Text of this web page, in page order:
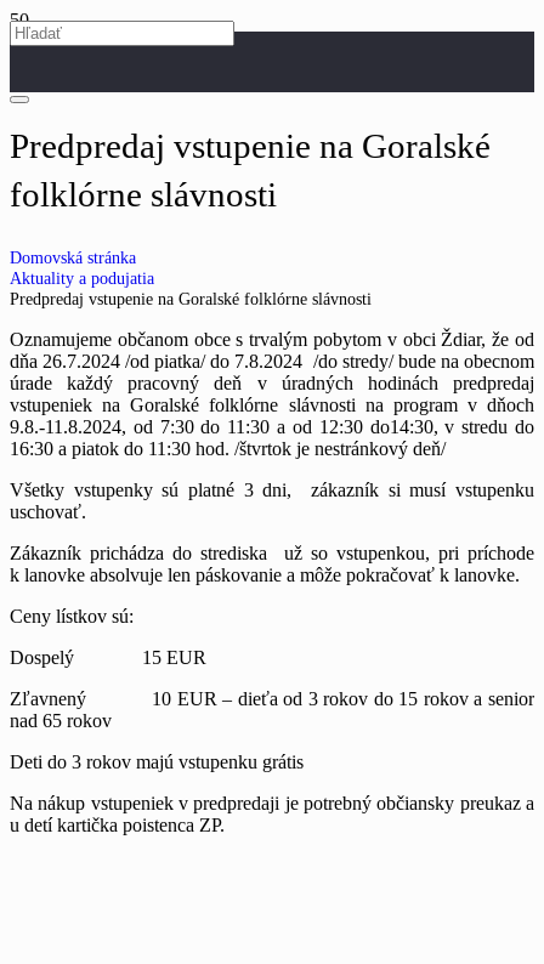
Predpredaj vstupenie na Goralské
folklórne slávnosti
Domovská stránka
Aktuality a podujatia
Predpredaj vstupenie na Goralské folklórne slávnosti
Oznamujeme občanom obce s trvalým pobytom v obci Ždiar, že od
dňa 26.7.2024 /od piatka/ do 7.8.2024 /do stredy/ bude na obecnom
úrade každý pracovný deň v úradných hodinách predpredaj
vstupeniek na Goralské folklórne slávnosti na program v dňoch
9.8.-11.8.2024, od 7:30 do 11:30 a od 12:30 do14:30, v stredu do
16:30 a piatok do 11:30 hod. /štvrtok je nestránkový deň/
Všetky vstupenky sú platné 3 dni, zákazník si musí vstupenku
uschovať.
Zákazník prichádza do strediska už so vstupenkou, pri príchode
k lanovke absolvuje len páskovanie a môže pokračovať k lanovke.
Ceny lístkov sú:
Dospelý 15 EUR
Zľavnený 10 EUR – dieťa od 3 rokov do 15 rokov a senior
nad 65 rokov
Deti do 3 rokov majú vstupenku grátis
Na nákup vstupeniek v predpredaji je potrebný občiansky preukaz a
u detí kartička poistenca ZP.